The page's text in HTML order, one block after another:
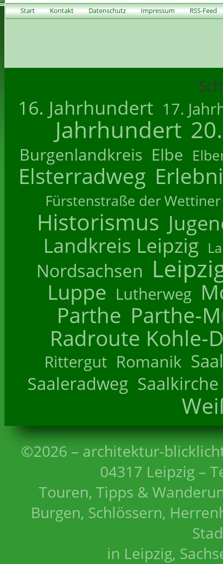
Start Kontakt Datenschutz Impressum RSS-Feed
16. Jahrhundert 17.
Jahrhundert
Burgenlandkreis Elbe
Elsterradweg
Fürstenstraße der Wettiner
Historismus
Landkreis Leipzig
Nordsachsen
Luppe Lutherweg
Parthe Parthe-
Radroute Kohle-
Rittergut Romanik
Saaleradweg Saalkirche
©2026 – architektur-
04317 Leipzig –
Touren, Tipps &
Burgen, Schlössern,
in Leipzig,